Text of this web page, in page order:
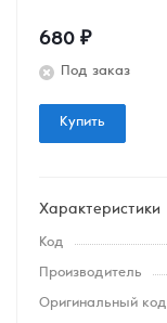
680 ₽
Под заказ
Купить
Характеристики
Код
Производитель
Оригинальный код